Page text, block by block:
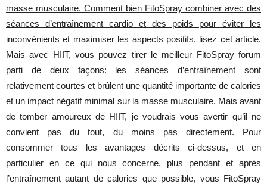
masse musculaire. Comment bien FitoSpray combiner avec des
séances d’entraînement cardio et des poids pour éviter les
inconvénients et maximiser les aspects positifs, lisez cet article.
Mais avec HIIT, vous pouvez tirer le meilleur FitoSpray forum
parti de deux façons: les séances d’entraînement sont
relativement courtes et brûlent une quantité importante de calories
et un impact négatif minimal sur la masse musculaire. Mais avant
de tomber amoureux de HIIT, je voudrais vous avertir qu’il ne
convient pas du tout, du moins pas directement. Pour
consommer tous les avantages décrits ci-dessus, et en
particulier en ce qui nous concerne, plus pendant et après
l’entraînement autant de calories que possible, vous FitoSpray